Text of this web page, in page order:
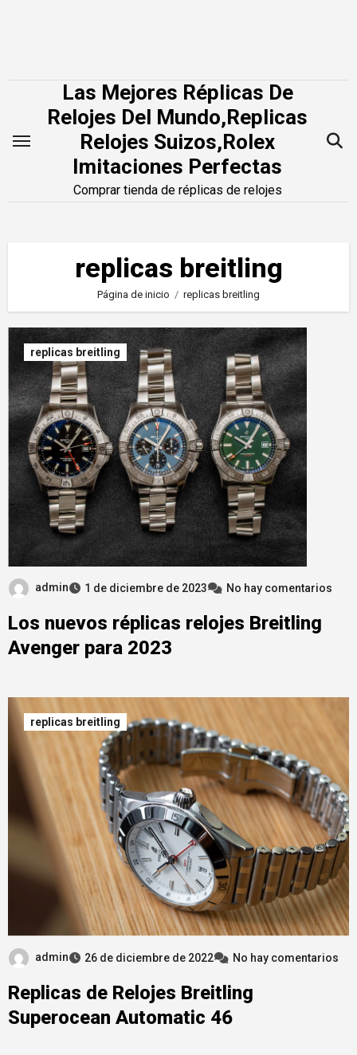
Las Mejores Réplicas De
Relojes Del Mundo,Replicas
Relojes Suizos,Rolex
Imitaciones Perfectas
Comprar tienda de réplicas de relojes
replicas breitling
Página de inicio replicas breitling
replicas breitling
admin 1 de diciembre de 2023 No hay comentarios
Los nuevos réplicas relojes Breitling
Avenger para 2023
replicas breitling
admin 26 de diciembre de 2022 No hay comentarios
Replicas de Relojes Breitling
Superocean Automatic 46